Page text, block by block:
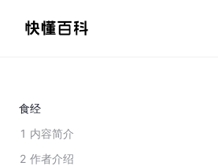
食经
1 内容简介
2 作者介绍